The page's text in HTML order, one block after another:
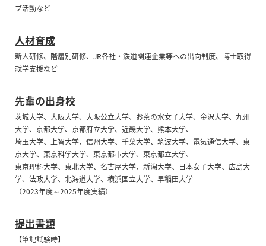
ブ活動など
人材育成
新人研修、階層別研修、JR各社・鉄道関連企業等への出向制度、博士取得
就学支援など
先輩の出身校
茨城大学、大阪大学、大阪公立大学、お茶の水女子大学、金沢大学、九州
大学、京都大学、京都府立大学、近畿大学、熊本大学、
埼玉大学、上智大学、信州大学、千葉大学、筑波大学、電気通信大学、東
京大学、東京科学大学、東京都市大学、東京都立大学、
東京理科大学、東北大学、名古屋大学、新潟大学、日本女子大学、広島大
学、法政大学、北海道大学、横浜国立大学、早稲田大学
（2023年度～2025年度実績）
提出書類
【筆記試験時】